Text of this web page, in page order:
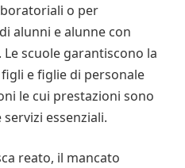
o per
alunni e alunne con
scuole garantiscono la
e figlie di personale
le cui prestazioni sono
essenziali.
reato, il mancato